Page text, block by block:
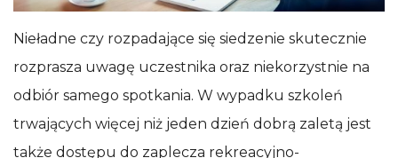
Nieładne czy rozpadające się siedzenie skutecznie
rozprasza uwagę uczestnika oraz niekorzystnie na
odbiór samego spotkania. W wypadku szkoleń
trwających więcej niż jeden dzień dobrą zaletą jest
także dostępu do zaplecza rekreacyjno-